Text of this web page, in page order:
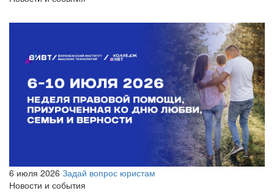
6 июля 2026 Задай вопрос юристам
Новости и события